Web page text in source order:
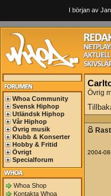
I början av
Whoa Community
Svensk Hiphop
Utländsk Hiphop
Vår Hiphop
Övrig musik
Klubb & Konserter
Hobby & Fritid
Övrigt
Specialforum
Whoa Shop
Kontakta Whoa
Övrig
2004-